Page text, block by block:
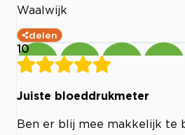
Waalwijk
delen
10
Juiste bloeddrukmeter
Ben er blij mee makkelijk te